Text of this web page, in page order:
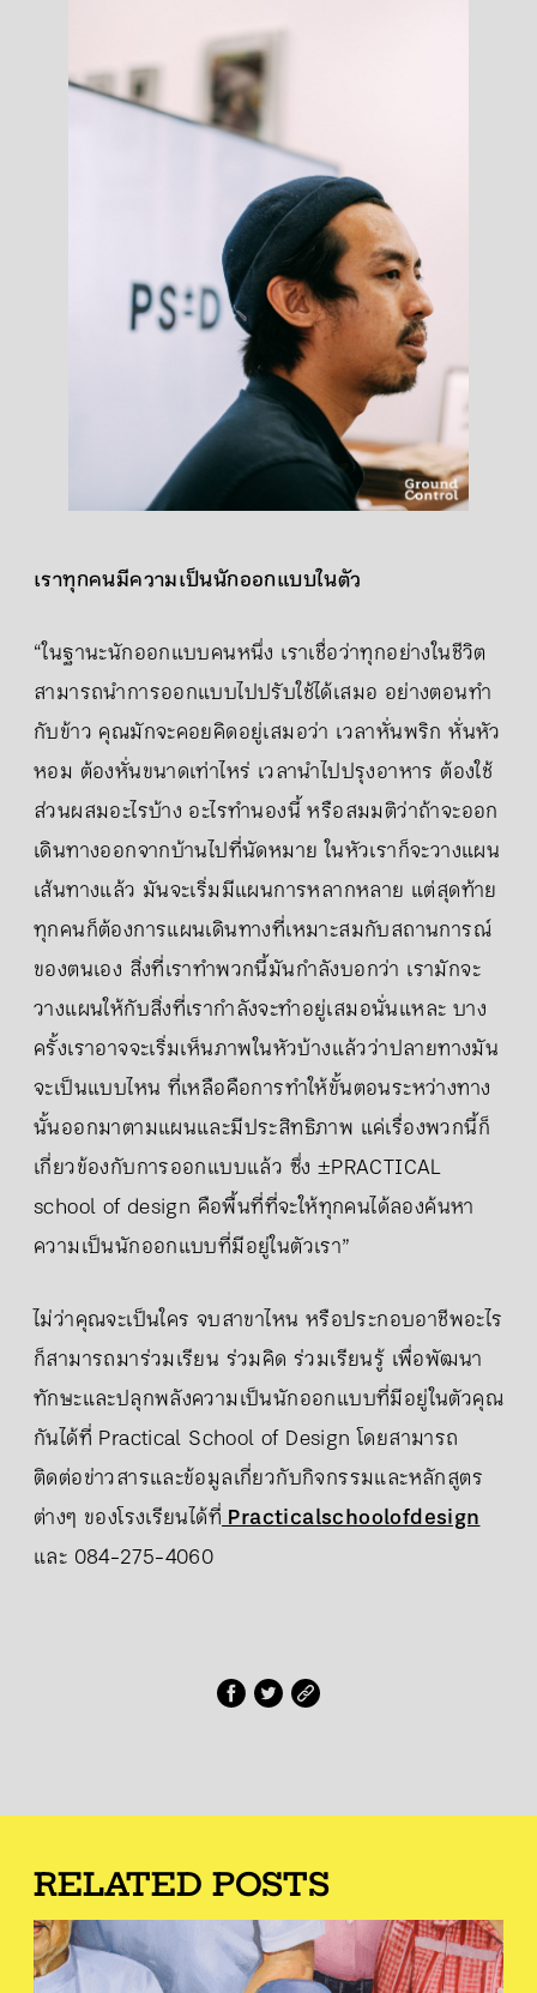
เราทุกคนมีความเป็นนักออกแบบในตัว
“ในฐานะนักออกแบบคนหนึ่ง เราเชื่อว่าทุกอย่างในชีวิต
สามารถนำการออกแบบไปปรับใช้ได้เสมอ อย่างตอนทำ
กับข้าว คุณมักจะคอยคิดอยู่เสมอว่า เวลาหั่นพริก หั่นหัว
หอม ต้องหั่นขนาดเท่าไหร่ เวลานำไปปรุงอาหาร ต้องใช้
ส่วนผสมอะไรบ้าง อะไรทำนองนี้ หรือสมมติว่าถ้าจะออก
เดินทางออกจากบ้านไปที่นัดหมาย ในหัวเราก็จะวางแผน
เส้นทางแล้ว มันจะเริ่มมีแผนการหลากหลาย แต่สุดท้าย
ทุกคนก็ต้องการแผนเดินทางที่เหมาะสมกับสถานการณ์
ของตนเอง สิ่งที่เราทำพวกนี้มันกำลังบอกว่า เรามักจะ
วางแผนให้กับสิ่งที่เรากำลังจะทำอยู่เสมอนั่นแหละ บาง
ครั้งเราอาจจะเริ่มเห็นภาพในหัวบ้างแล้วว่าปลายทางมัน
จะเป็นแบบไหน ที่เหลือคือการทำให้ขั้นตอนระหว่างทาง
นั้นออกมาตามแผนและมีประสิทธิภาพ แค่เรื่องพวกนี้ก็
เกี่ยวข้องกับการออกแบบแล้ว ซึ่ง ±PRACTICAL
school of design คือพื้นที่ที่จะให้ทุกคนได้ลองค้นหา
ความเป็นนักออกแบบที่มีอยู่ในตัวเรา”
ไม่ว่าคุณจะเป็นใคร จบสาขาไหน หรือประกอบอาชีพอะไร
ก็สามารถมาร่วมเรียน ร่วมคิด ร่วมเรียนรู้ เพื่อพัฒนา
ทักษะและปลุกพลังความเป็นนักออกแบบที่มีอยู่ในตัวคุณ
กันได้ที่ Practical School of Design โดยสามารถ
ติดต่อข่าวสารและข้อมูลเกี่ยวกับกิจกรรมและหลักสูตร
ต่างๆ ของโรงเรียนได้ที่Practicalschoolofdesign
และ 084-275-4060
RELATED POSTS